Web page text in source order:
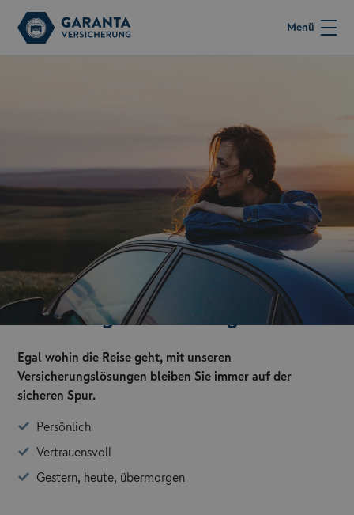
Menü
Unterwegs in Richtung Zukunft.
Egal wohin die Reise geht, mit unseren
Versicherungslösungen bleiben Sie immer auf der
sicheren Spur.
Persönlich
Vertrauensvoll
Gestern, heute, übermorgen